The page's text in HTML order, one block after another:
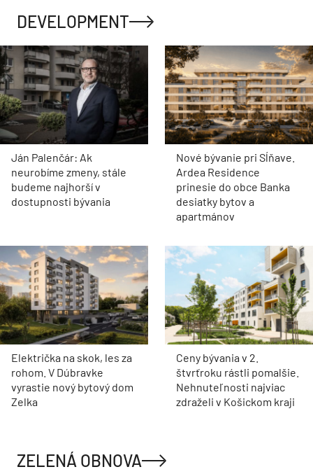
DEVELOPMENT
Ján Palenčár: Ak
neurobíme zmeny, stále
budeme najhorší v
dostupnosti bývania
Nové bývanie pri Sĺňave.
Ardea Residence
prinesie do obce Banka
desiatky bytov a
apartmánov
Električka na skok, les za
rohom. V Dúbravke
vyrastie nový bytový dom
Zelka
Ceny bývania v 2.
štvrťroku rástli pomalšie.
Nehnuteľnosti najviac
zdraželi v Košickom kraji
ZELENÁ OBNOVA